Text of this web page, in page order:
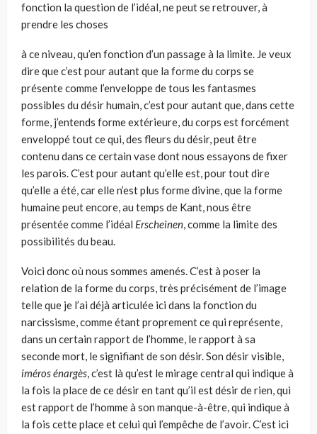
fonction la question de l’idéal, ne peut se retrouver, à
prendre les choses
à ce niveau, qu’en fonction d’un passage à la limite. Je veux
dire que c’est pour autant que la forme du corps se
présente comme l’enveloppe de tous les fantasmes
possibles du désir humain, c’est pour autant que, dans cette
forme, j’entends forme extérieure, du corps est forcément
enve­loppé tout ce qui, des fleurs du désir, peut être
contenu dans ce certain vase dont nous essayons de fixer
les parois. C’est pour autant qu’elle est, pour tout dire
qu’elle a été, car elle n’est plus forme divine, que la forme
humaine peut encore, au temps de Kant, nous être
présentée comme l’idéal Erscheinen, comme la limite des
possibilités du beau.
Voici donc où nous sommes amenés. C’est à poser la
relation de la forme du corps, très précisément de l’image
telle que je l’ai déjà articulée ici dans la fonction du
narcissisme, comme étant proprement ce qui repré­sente,
dans un certain rapport de l’homme, le rapport à sa
seconde mort, le signifiant de son désir. Son désir visible,
iméros énargès, c’est là qu’est le mirage central qui indique à
la fois la place de ce désir en tant qu’il est désir de rien, qui
est rapport de l’homme à son manque-à-être, qui indique à
la fois cette place et celui qui l’empêche de l’avoir. C’est ici